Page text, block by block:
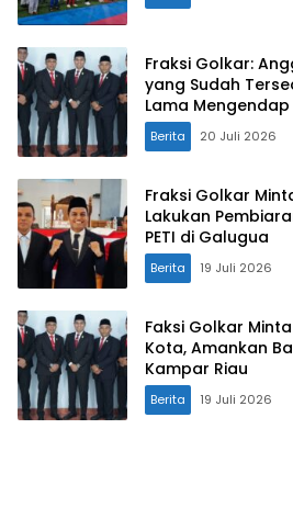
Fraksi Golkar:
yang Sudah
Lama
Berita 20 Juli 2026
Fraksi Golkar
Lakukan
PETI di Galugua
Berita 19 Juli 2026
Faksi Golkar
Kota, Amankan
Kampar Riau
Berita 19 Juli 2026